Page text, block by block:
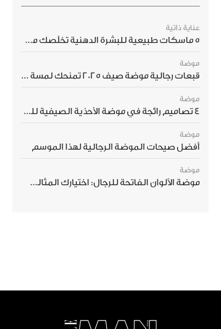
عناية ذاتية
5 ماسكات طبيعية للبشرة الدهنية تخلّصك من الحبوب بسرعة
موضة
قبعات رجالية موضة صيف 2025 تمنحك لمسة أناقة استثنائية
موضة
4 تصاميم رائجة في موضة الأحذية الصيفية للرجال هذا الموسم
موضة
أفضل صيحات الموضة الرجالية لهذا الموسم
موضة
موضة الألوان الفاتحة للرجال: اختيارك المثالي لإطلالة صيفية مبهرة